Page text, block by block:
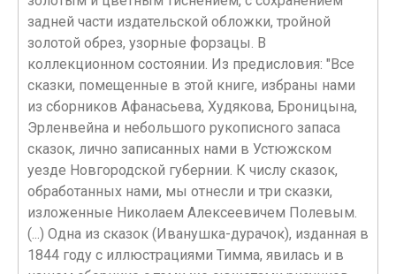
задней части издательской обложки, тройной
золотой обрез, узорные форзацы. В
коллекционном состоянии. Из предисловия: "Все
сказки, помещенные в этой книге, избраны нами
из сборников Афанасьева, Худякова, Броницына,
Эрленвейна и небольшого рукописного запаса
сказок, лично записанных нами в Устюжском
уезде Новгородской губернии. К числу сказок,
обработанных нами, мы отнесли и три сказки,
изложенные Николаем Алексеевичем Полевым.
(...) Одна из сказок (Иванушка-дурачок), изданная в
1844 году с иллюстрациями Тимма, явилась и в